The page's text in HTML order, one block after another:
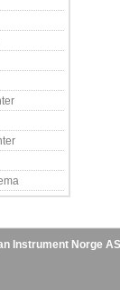
Instrument Norge